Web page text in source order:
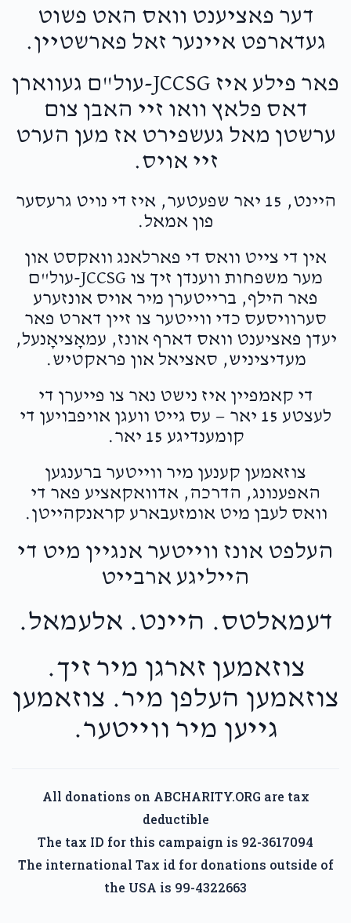
דער פאציענט וואס האט פשוט
געדארפט איינער זאל פארשטיין.
פאר פילע איז JCCSG-עול"ם געווארן
דאס פלאץ וואו זיי האבן צום
ערשטן מאל געשפירט אז מען הערט
זיי אויס.
היינט, 15 יאר שפעטער, איז די נויט גרעסער
פון אמאל.
אין די צייט וואס די פארלאנג וואקסט און
מער משפחות ווענדן זיך צו JCCSG-עול"ם
פאר הילף, ברייטערן מיר אויס אונזערע
סערוויסעס כדי ווייטער צו זיין דארט פאר
יעדן פאציענט וואס דארף אונז, עמאָציאָנעל,
מעדיציניש, סאציאל און פראקטיש.
די קאמפיין איז נישט נאר צו פייערן די
לעצטע 15 יאר — עס גייט וועגן אויפבויען די
קומענדיגע 15 יאר.
צוזאמען קענען מיר ווייטער ברענגען
האפענונג, הדרכה, אדוואקאציע פאר די
וואס לעבן מיט אומזעבארע קראנקהייטן.
העלפט אונז ווייטער אנגיין מיט די
הייליגע ארבייט
דעמאלטס. היינט. אלעמאל.
צוזאמען זארגן מיר זיך.
צוזאמען העלפן מיר. צוזאמען
גייען מיר ווייטער.
All donations on ABCHARITY.ORG are tax
deductible
The tax ID for this campaign is 92-3617094
The international Tax id for donations outside of
the USA is 99-4322663